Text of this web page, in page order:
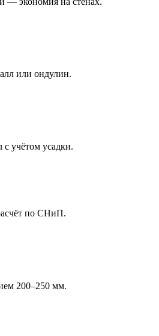
или ондулин.
учётом усадки.
по СНиП.
200–250 мм.